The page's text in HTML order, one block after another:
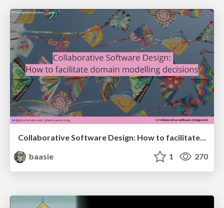
Collaborative Software Design: How to facilitate domain modelling decisions
baasie
1 270